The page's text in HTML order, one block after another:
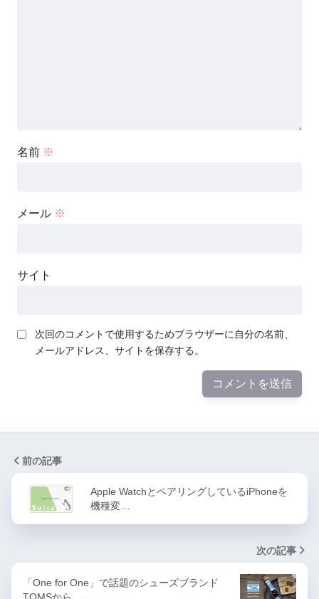
名前 ※
メール ※
サイト
次回のコメントで使用するためブラウザーに自分の名前、
メールアドレス、サイトを保存する。
前の記事
Apple WatchとペアリングしているiPhoneを
機種変…
次の記事
「One for One」で話題のシューズブランド